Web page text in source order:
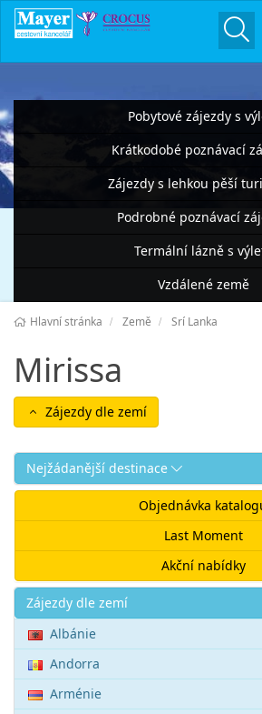
Pobytové zájezdy s
Krátkodobé poznávací
Zájezdy s lehkou pěší
Podrobné poznávací
Termální lázně s
Vzdálené země
Hlavní stránka Země Srí Lanka
Mirissa
Zájezdy dle zemí
Nejžádanější destinace
Objednávka
Last Moment
Akční nabídky
Akce
Zájezdy dle zemí
Albánie
Andorra
Arménie